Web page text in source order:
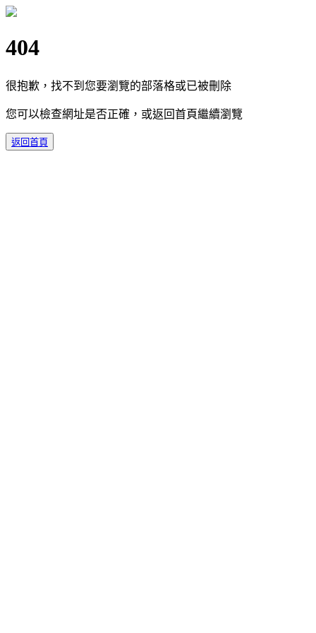
404
很抱歉，找不到您要瀏覽的部落格或已被刪除
您可以檢查網址是否正確，或返回首頁繼續瀏覽
返回首頁